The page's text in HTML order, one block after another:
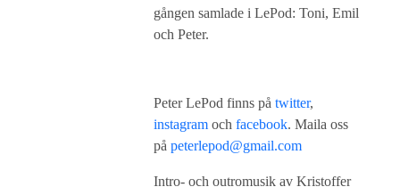
gången samlade i LePod: Toni, Emil
och Peter.
Peter LePod finns på twitter,
instagram och facebook. Maila oss
på peterlepod@gmail.com
Intro- och outromusik av Kristoffer